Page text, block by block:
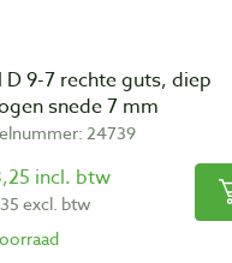
D 9-7 rechte guts, diep
snede 7 mm
24739
incl. btw
excl. btw